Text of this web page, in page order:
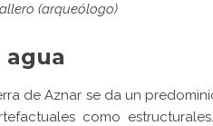
(arqueólogo)
de Aznar se da un
como